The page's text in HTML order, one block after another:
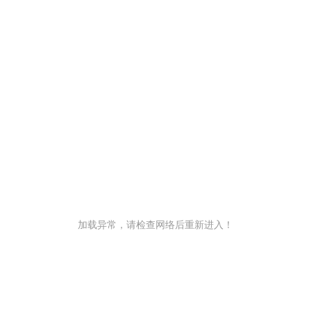
加载异常，请检查网络后重新进入！